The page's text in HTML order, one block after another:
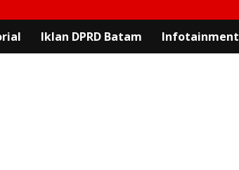
Iklan DPRD Batam Infotainment